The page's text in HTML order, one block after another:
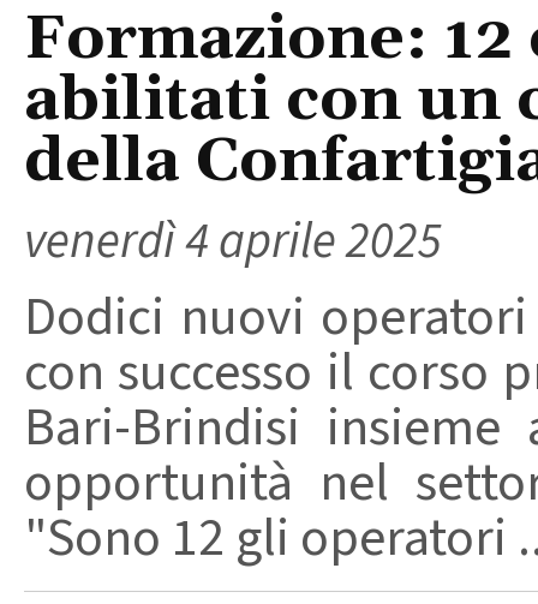
Formazione:
abilitati con un
della
venerdì 4 aprile 2025
Dodici nuovi
con successo il corso
Bari-Brindisi insieme
opportunità nel
"Sono 12 gli operatori